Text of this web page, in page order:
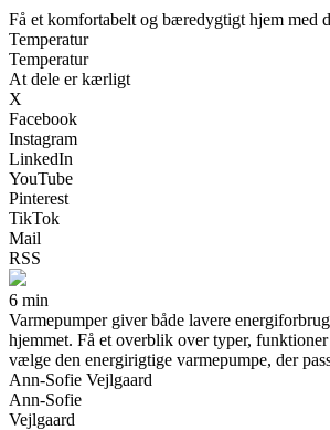
Få et komfortabelt og bæredygtigt hjem med
Temperatur
Temperatur
At dele er kærligt
X
Facebook
Instagram
LinkedIn
YouTube
Pinterest
TikTok
Mail
RSS
6 min
Varmepumper giver både lavere
hjemmet. Få et overblik over typer,
vælge den energirigtige varmepumpe, der
Ann-Sofie Vejlgaard
Ann-Sofie
Vejlgaard